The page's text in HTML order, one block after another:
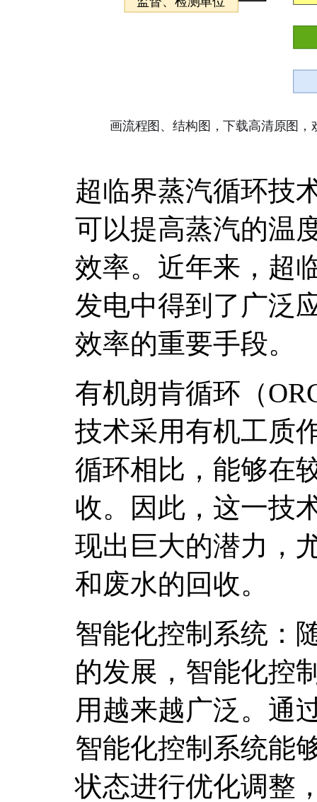
超临界蒸汽循环技
可以提高蒸汽的温
效率。近年来，超
发电中得到了广泛
效率的重要手段。
有机朗肯循环（
技术采用有机工质
循环相比，能够在
收。因此，这一技
现出巨大的潜力，
和废水的回收。
智能化控制系统：
的发展，智能化控
用越来越广泛。通
智能化控制系统能
状态进行优化调整